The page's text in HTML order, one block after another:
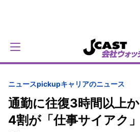
ニュースpickupキャリアのニュース
通勤に往復3時間以上
4割が「仕事サイアク